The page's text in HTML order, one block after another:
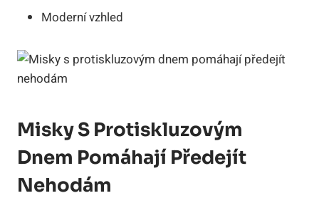
Moderní vzhled
Misky S Protiskluzovým
Dnem Pomáhají Předejít
Nehodám